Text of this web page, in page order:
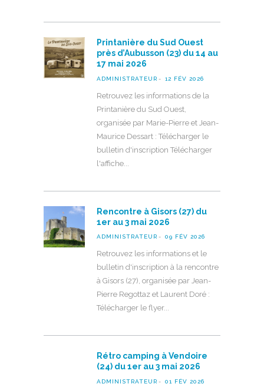
Printanière du Sud Ouest
près d’Aubusson (23) du 14 au
17 mai 2026
ADMINISTRATEUR 12 FÉV 2026
Retrouvez les informations de la
Printanière du Sud Ouest,
organisée par Marie-Pierre et Jean-
Maurice Dessart : Télécharger le
bulletin d'inscription Télécharger
l'affiche
Rencontre à Gisors (27) du
1er au 3 mai 2026
ADMINISTRATEUR 09 FÉV 2026
Retrouvez les informations et le
bulletin d'inscription à la rencontre
à Gisors (27), organisée par Jean-
Pierre Regottaz et Laurent Doré :
Télécharger le flyer
Rétro camping à Vendoire
(24) du 1er au 3 mai 2026
ADMINISTRATEUR 01 FÉV 2026